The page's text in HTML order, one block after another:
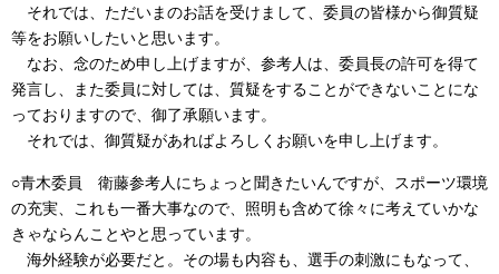
それでは、ただいまのお話を受けまして、委員の皆様から御質疑
等をお願いしたいと思います。
なお、念のため申し上げますが、参考人は、委員長の許可を得て
発言し、また委員に対しては、質疑をすることができないことにな
っておりますので、御了承願います。
それでは、御質疑があればよろしくお願いを申し上げます。
○青木委員 衛藤参考人にちょっと聞きたいんですが、スポーツ環境
の充実、これも一番大事なので、照明も含めて徐々に考えていかな
きゃならんことやと思っています。
海外経験が必要だと。その場も内容も、選手の刺激にもなって、